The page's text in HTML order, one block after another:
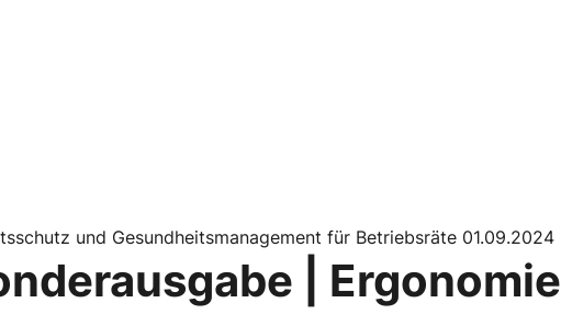
und Gesundheitsmanagement für Betriebsräte 01.09.2024
| Ergonomie